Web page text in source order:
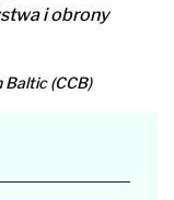
i obrony
Baltic (CCB)